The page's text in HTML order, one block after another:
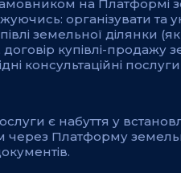
на Платформі
організувати та
земельної ділянки
купівлі-продажу
консультаційні
є набуття у
через Платформу